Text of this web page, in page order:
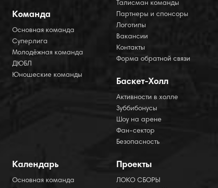
Команда
Основная команда
Суперлига
Молодёжная команда
ДЮБЛ
Юношеские команды
Талисман команды
Партнеры и спонсоры
Логотипы
Вакансии
Контакты
Форма обратной связи
Баскет-Холл
Активности в холле
Зуббибонусы
Шоу на арене
Фан-сектор
Безопасность
Календарь
Основная команда
Проекты
ЛОКО СБОРЫ